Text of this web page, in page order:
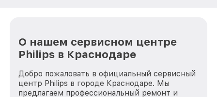
О нашем сервисном центре
Philips в Краснодаре
Добро пожаловать в официальный сервисный
центр Philips в городе Краснодаре. Мы
предлагаем профессиональный ремонт и